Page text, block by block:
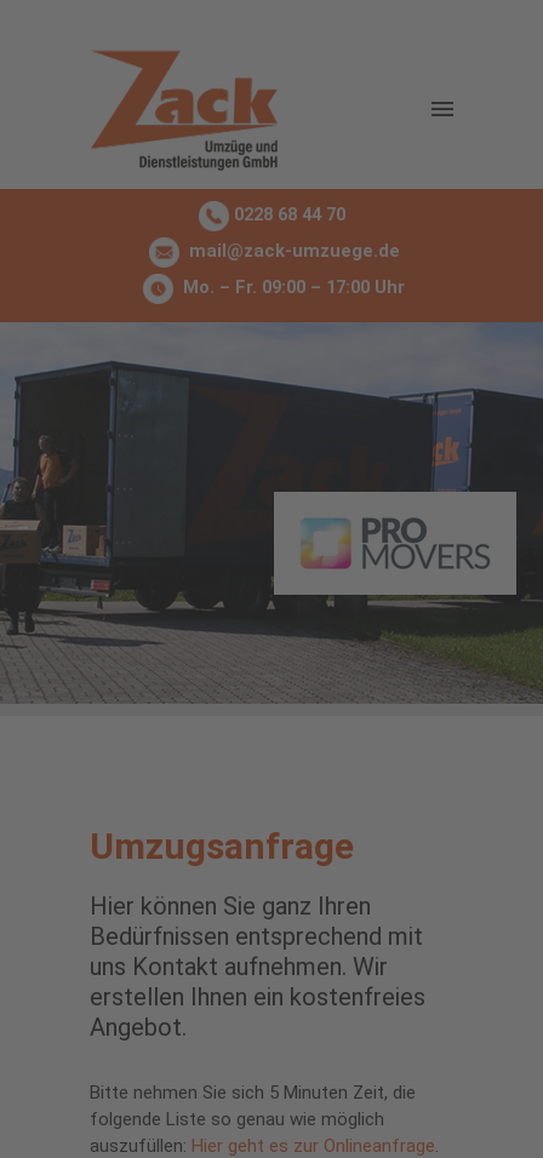
0228 68 44 70
mail@zack-umzuege.de
Mo. – Fr. 09:00 – 17:00 Uhr
Umzugsanfrage
Hier können Sie ganz Ihren
Bedürfnissen entsprechend mit
uns Kontakt aufnehmen. Wir
erstellen Ihnen ein kostenfreies
Angebot.
Bitte nehmen Sie sich 5 Minuten Zeit, die
folgende Liste so genau wie möglich
auszufüllen: Hier geht es zur Onlineanfrage.